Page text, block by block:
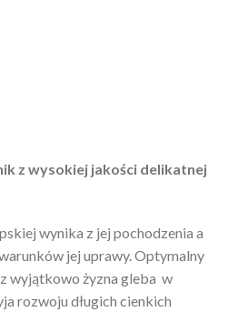
z wysokiej jakości delikatnej
wynika z jej pochodzenia a
jej uprawy. Optymalny
wyjątkowo żyzna gleba w
rozwoju długich cienkich